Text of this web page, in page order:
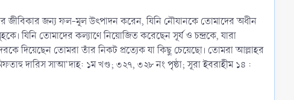
জীবিকার জন্য ফল-মূল উৎপাদন করেন, যিনি নৌযানকে তোমাদের অধীন
যিনি তোমাদের কল্যাণে নিয়োজিত করেছেন সূর্য ও চন্দ্রকে, যারা
দিয়েছেন তোমরা তাঁর নিকট প্রত্যেক যা কিছু চেয়েছো। তোমরা আল্লাহর
দারিস সাআ'দাহ: ১ম খণ্ড; ৩২৭, ৩২৮ নং পৃষ্ঠা; সূরা ইবরাহীম ১৪ :